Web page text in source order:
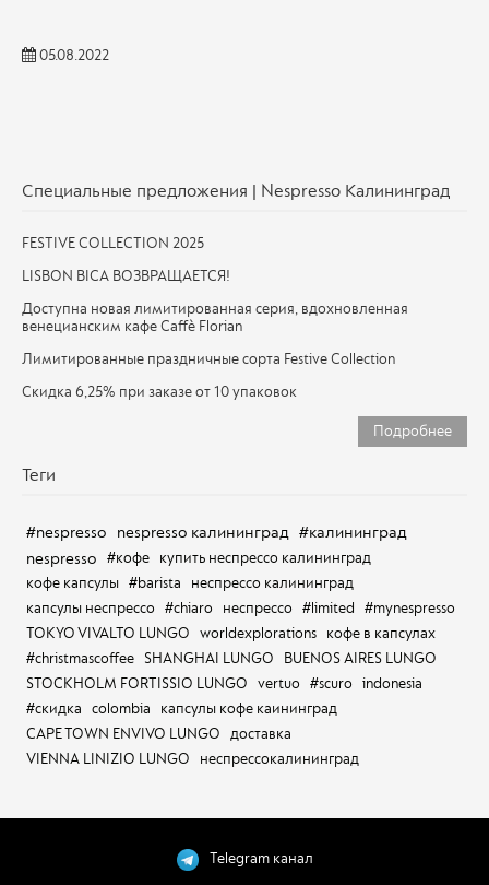
05.08.2022
Специальные предложения | Nespresso Калининград
FESTIVE COLLECTION 2025
LISBON BICA ВОЗВРАЩАЕТСЯ!
Доступна новая лимитированная серия, вдохновленная
венецианским кафе Caffè Florian
Лимитированные праздничные сорта Festive Collection
Скидка 6,25% при заказе от 10 упаковок
Подробнее
Теги
#nespresso nespresso калининград #калининград
nespresso
#кофе купить неспрессо калининград
кофе капсулы #barista
неспрессо калининград
капсулы неспрессо
#chiaro неспрессо #limited
#mynespresso
TOKYO VIVALTO LUNGO
worldexplorations кофе в капсулах
#christmascoffee SHANGHAI LUNGO
BUENOS AIRES LUNGO
STOCKHOLM FORTISSIO LUNGO
vertuo #scuro
indonesia
#скидка
colombia
капсулы кофе каининград
CAPE TOWN ENVIVO LUNGO
доставка
VIENNA LINIZIO LUNGO
неспрессокалининград
Telegram канал